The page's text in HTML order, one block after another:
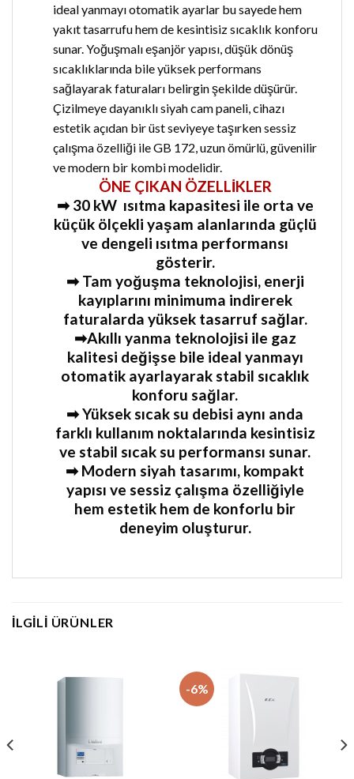
ideal yanmayı otomatik ayarlar bu sayede hem
yakıt tasarrufu hem de kesintisiz sıcaklık konforu
sunar. Yoğuşmalı eşanjör yapısı, düşük dönüş
sıcaklıklarında bile yüksek performans
sağlayarak faturaları belirgin şekilde düşürür.
Çizilmeye dayanıklı siyah cam paneli, cihazı
estetik açıdan bir üst seviyeye taşırken sessiz
çalışma özelliği ile GB 172, uzun ömürlü, güvenilir
ve modern bir kombi modelidir.
ÖNE ÇIKAN ÖZELLİKLER
➡ 30 kW ısıtma kapasitesi ile orta ve
küçük ölçekli yaşam alanlarında güçlü
ve dengeli ısıtma performansı
gösterir.
➡ Tam yoğuşma teknolojisi, enerji
kayıplarını minimuma indirerek
faturalarda yüksek tasarruf sağlar.
➡Akıllı yanma teknolojisi ile gaz
kalitesi değişse bile ideal yanmayı
otomatik ayarlayarak stabil sıcaklık
konforu sağlar.
➡ Yüksek sıcak su debisi aynı anda
farklı kullanım noktalarında kesintisiz
ve stabil sıcak su performansı sunar.
➡ Modern siyah tasarımı, kompakt
yapısı ve sessiz çalışma özelliğiyle
hem estetik hem de konforlu bir
deneyim oluşturur.
İLGILI ÜRÜNLER
-6%